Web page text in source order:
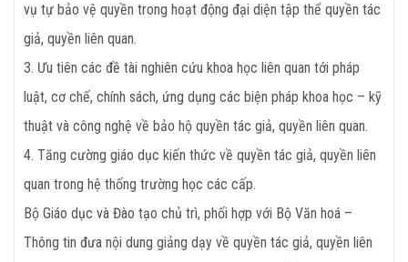
vụ tự bảo vệ quyền trong hoạt động đại diện tập thể quyền tác
giả, quyền liên quan.
3. Ưu tiên các đề tài nghiên cứu khoa học liên quan tới pháp
luật, cơ chế, chính sách, ứng dụng các biện pháp khoa học – kỹ
thuật và công nghệ về bảo hộ quyền tác giả, quyền liên quan.
4. Tăng cường giáo dục kiến thức về quyền tác giả, quyền liên
quan trong hệ thống trường học các cấp.
Bộ Giáo dục và Đào tạo chủ trì, phối hợp với Bộ Văn hoá –
Thông tin đưa nội dung giảng dạy về quyền tác giả, quyền liên